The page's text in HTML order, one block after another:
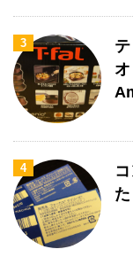
3
4
た